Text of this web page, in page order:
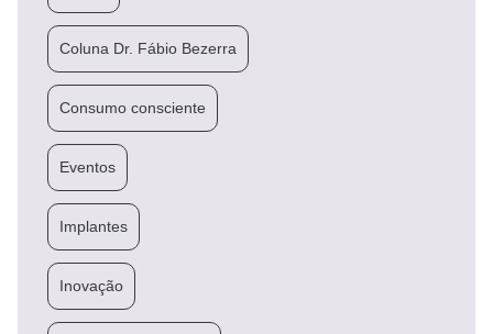
Coluna Dr. Fábio Bezerra
Consumo consciente
Eventos
Implantes
Inovação